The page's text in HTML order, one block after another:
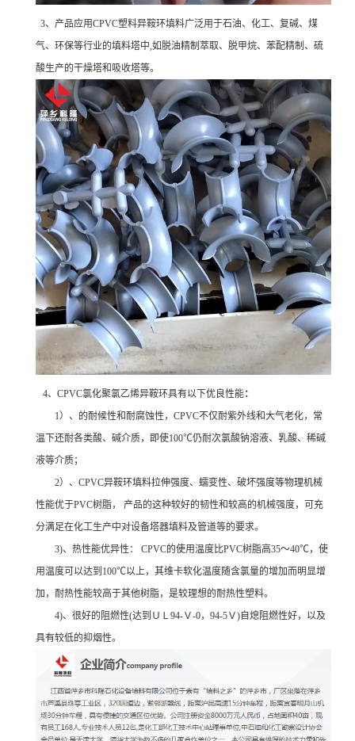
3、产品应用CPVC塑料异鞍环填料广泛用于石油、化工、复碱、煤
气、环保等行业的填料塔中,如脱油精制萃取、脱甲烷、苯配精制、硫
酸生产的干燥塔和吸收塔等。
4、CPVC氯化聚氯乙烯异鞍环具有以下优良性能：
1）、的耐候性和耐腐蚀性，CPVC不仅耐紫外线和大气老化，常
温下还耐各类酸、碱介质，即使100℃仍耐次氯酸钠溶液、乳酸、稀碱
液等介质；
2）、CPVC异鞍环填料拉伸强度、蠕变性、破坏强度等物理机械
性能优于PVC树脂， 产品的这种较好的韧性和较高的机械强度，可充
分满足在化工生产中对设备塔器填料及管道等的要求。
3)、热性能优异性： CPVC的使用温度比PVC树脂高35～40℃，使
用温度可以达到100℃以上，其维卡软化温度随含氯量的增加而明显增
加，耐热性能较高于其他树脂，是较理想的耐热性塑料。
4)、很好的阻燃性(达到ＵＬ94-Ｖ-0，94-5Ｖ)自熄阻燃性好，以及
具有较低的抑烟性。